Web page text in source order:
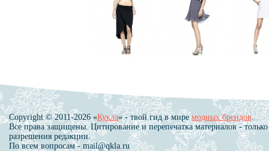
Copyright © 2011-2026 «Кукла» - твой гид в миремодных брендов.
Все права защищены. Цитирование и перепечатка материалов - только
разрешения редакции.
По всем вопросам - mail@qkla.ru